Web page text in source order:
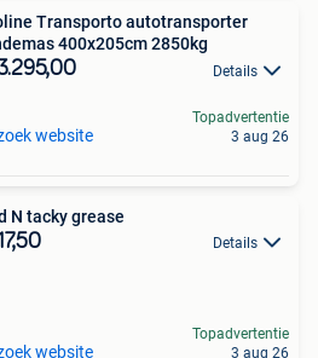
Transporto autotransporter
400x205cm 2850kg
Details
website
Topadvertentie
3 aug 26
N tacky grease
Details
website
Topadvertentie
3 aug 26